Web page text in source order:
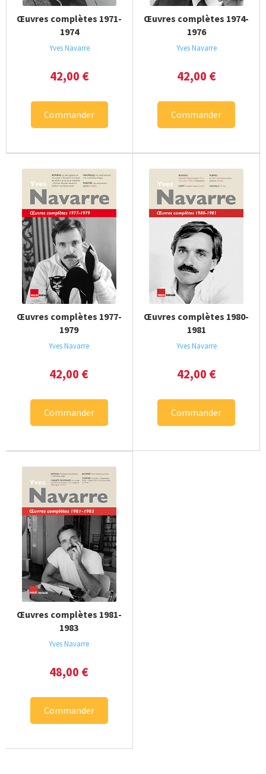
Œuvres complètes 1971-
1974
Yves Navarre
42,00 €
Commander
Œuvres complètes 1974-
1976
Yves Navarre
42,00 €
Commander
Œuvres complètes 1977-
1979
Yves Navarre
42,00 €
Commander
Œuvres complètes 1980-
1981
Yves Navarre
42,00 €
Commander
Œuvres complètes 1981-
1983
Yves Navarre
48,00 €
Commander